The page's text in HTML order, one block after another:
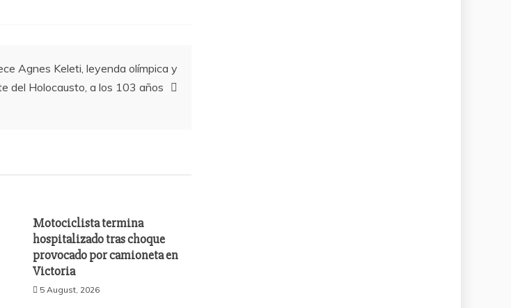
Agnes Keleti, leyenda olímpica y
del Holocausto, a los 103 años
Motociclista termina
hospitalizado tras choque
provocado por camioneta en
Victoria
5 August, 2026